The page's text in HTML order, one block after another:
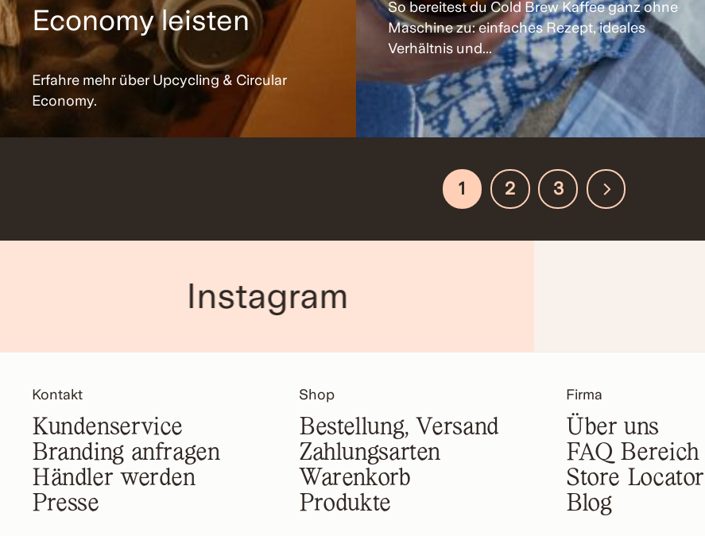
Economy leisten
Erfahre mehr über Upcycling & Circular
Economy.
So bereitest du Cold Brew Kaffee ganz ohne
Maschine zu: einfaches Rezept, ideales
Verhältnis und...
1 2 3
Instagram
Kontakt
Kundenservice
Branding anfragen
Händler werden
Presse
Shop
Bestellung, Versand
Zahlungsarten
Warenkorb
Produkte
Firma
Über uns
FAQ Bereich
Store Locator
Blog